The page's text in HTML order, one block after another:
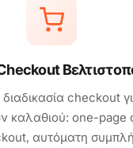
checkout
καλαθιού: one-page
αυτόματη